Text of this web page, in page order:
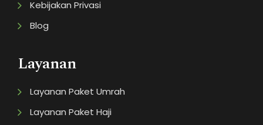
Kebijakan Privasi
Blog
Layanan
Layanan Paket Umrah
Layanan Paket Haji